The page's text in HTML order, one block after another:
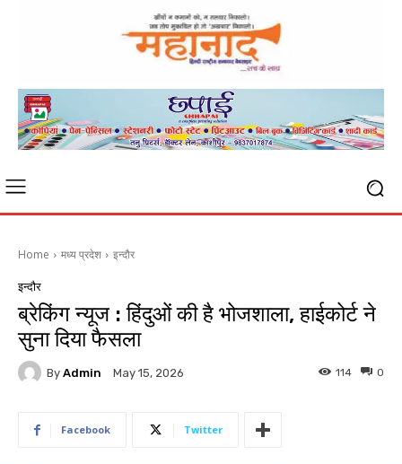
Home मध्य प्रदेश इन्दौर
इन्दौर
ब्रेकिंग न्यूज : हिंदुओं की है भोजशाला, हाईकोर्ट ने
सुना दिया फैसला
By Admin May 15, 2026 0
114
Facebook Twitter